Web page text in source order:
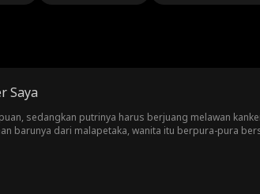
Saya
sedangkan putrinya harus berjuang melawan
barunya dari malapetaka, wanita itu berpura-pura